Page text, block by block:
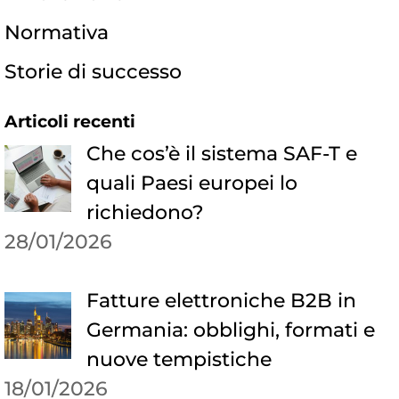
Normativa
Storie di successo
Articoli recenti
Che cos’è il sistema SAF-T e
quali Paesi europei lo
richiedono?
28/01/2026
Fatture elettroniche B2B in
Germania: obblighi, formati e
nuove tempistiche
18/01/2026